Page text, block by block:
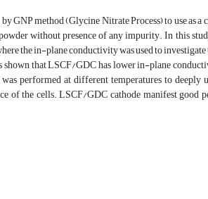
method (Glycine Nitrate Process) to use as a
without presence of any impurity. In this
the in-plane conductivity was used to
that LSCF/GDC has lower in-plane
performed at different temperatures to deeply
of the cells. LSCF/GDC cathode manifest good